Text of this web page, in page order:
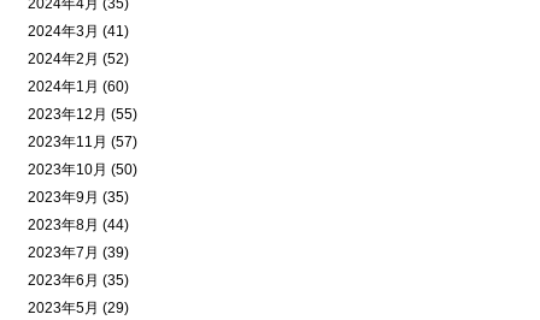
2024年4月 (35)
2024年3月 (41)
2024年2月 (52)
2024年1月 (60)
2023年12月 (55)
2023年11月 (57)
2023年10月 (50)
2023年9月 (35)
2023年8月 (44)
2023年7月 (39)
2023年6月 (35)
2023年5月 (29)